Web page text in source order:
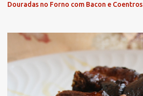
Douradas no Forno com Bacon e Coentros